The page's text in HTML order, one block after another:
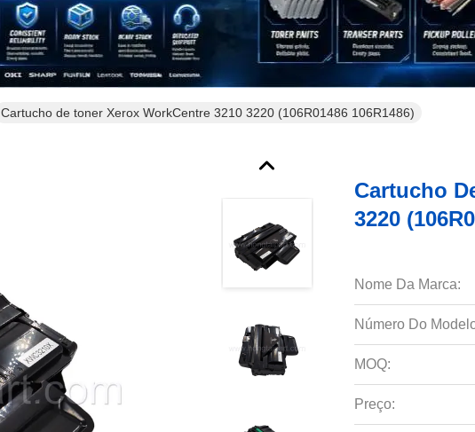
Cartucho de toner Xerox WorkCentre 3210 3220 (106R01486 106R1486)
Cartucho
3220
Nome Da Marca:
Número Do
MOQ:
Preço: